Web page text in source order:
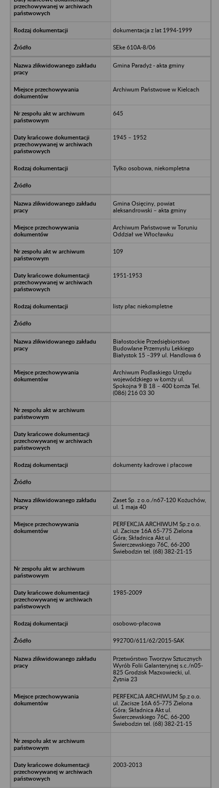
dokumentacja z lat 1994-1999
SEke 610A-8/06
Gmina Paradyż - akta gminy
Archiwum Państwowe w Kielcach
645
1945 – 1952
Tylko osobowa, niekompletna
Gmina Osięciny, powiat
aleksandrowski – akta gminy
Archiwum Państwowe w Toruniu
Oddział we Włocławku
109
1951-1953
listy płac niekompletne
Białostockie Przedsiębiorstwo
Budowlane Przemysłu Lekkiego
Białystok 15 –399 ul. Handlowa 6
Archiwum Podlaskiego Urzędu
wojewódzkiego w Łomży ul.
Spokojna 9 B 18 – 400 Łomża Tel.
(086) 216 03 30
dokumenty kadrowe i płacowe
Zaset Sp. z o.o./n67-120 Kożuchów,
ul. 1 maja 40
PERFEKCJA ARCHIWUM Sp.z o.o.
ul. Zacisze 16A 65-775 Zielona
Góra; Składnica Akt ul.
Świerczewskiego 76C, 66-200
Świebodzin tel. (68) 382-21-15
1985-2009
osobowo-płacowa
992700/611/62/2015-SAK
Przetwórstwo Tworzyw Sztucznych
Wyrób Folii Galanteryjnej s.c./n05-
825 Grodzisk Mazxowiecki, ul.
Żytnia 23
PERFEKCJA ARCHIWUM Sp.z o.o.
ul. Zacisze 16A 65-775 Zielona
Góra; Składnica Akt ul.
Świerczewskiego 76C, 66-200
Świebodzin tel. (68) 382-21-15
2003-2013